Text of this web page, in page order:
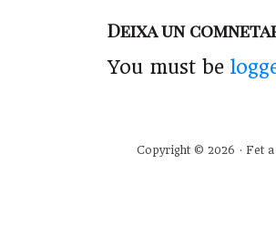
Deixa un
You must be
Copyright © 2026 · Fet